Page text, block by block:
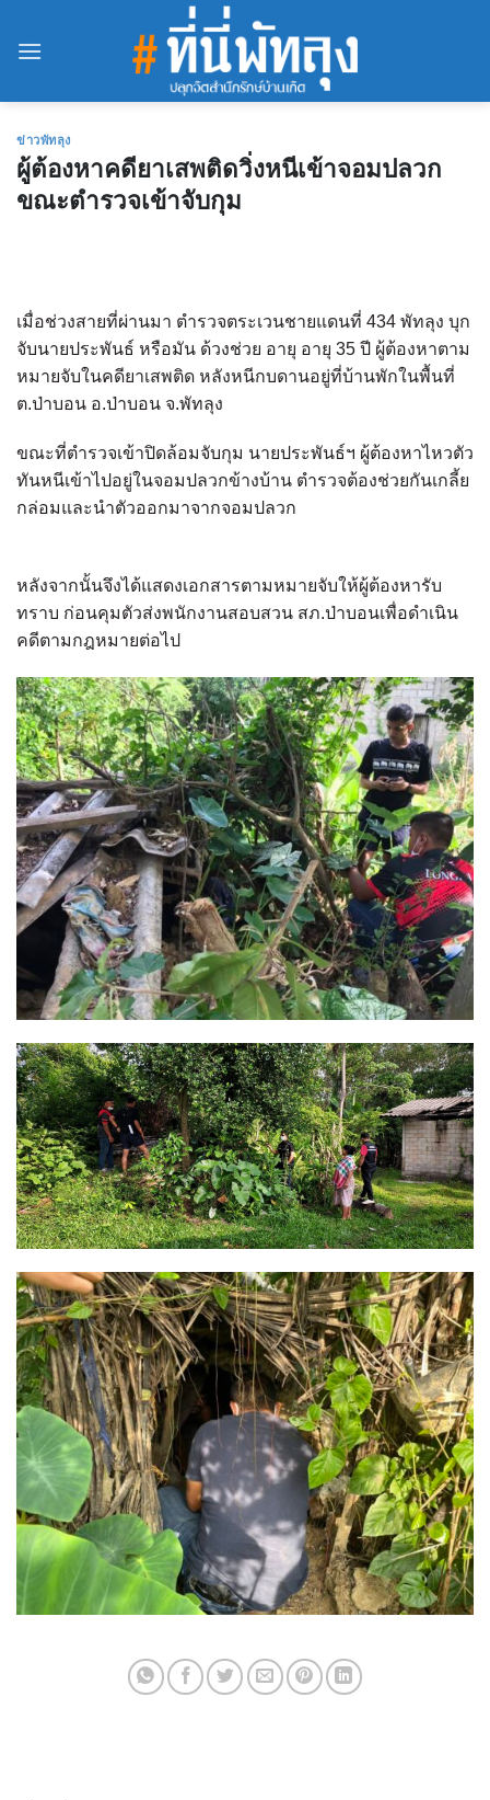
ข่าวพัทลุง
ผู้ต้องหาคดียาเสพติดวิ่งหนีเข้าจอมปลวก
ขณะตำรวจเข้าจับกุม
เมื่อช่วงสายที่ผ่านมา ตำรวจตระเวนชายแดนที่ 434 พัทลุง บุก
จับนายประพันธ์ หรือมัน ด้วงช่วย อายุ อายุ 35 ปี ผู้ต้องหาตาม
หมายจับในคดียาเสพติด หลังหนีกบดานอยู่ที่บ้านพักในพื้นที่
ต.ป่าบอน อ.ป่าบอน จ.พัทลุง
ขณะที่ตำรวจเข้าปิดล้อมจับกุม นายประพันธ์ฯ ผู้ต้องหาไหวตัว
ทันหนีเข้าไปอยู่ในจอมปลวกข้างบ้าน ตำรวจต้องช่วยกันเกลี้ย
กล่อมและนำตัวออกมาจากจอมปลวก
หลังจากนั้นจึงได้แสดงเอกสารตามหมายจับให้ผู้ต้องหารับ
ทราบ ก่อนคุมตัวส่งพนักงานสอบสวน สภ.ป่าบอนเพื่อดำเนิน
คดีตามกฎหมายต่อไป